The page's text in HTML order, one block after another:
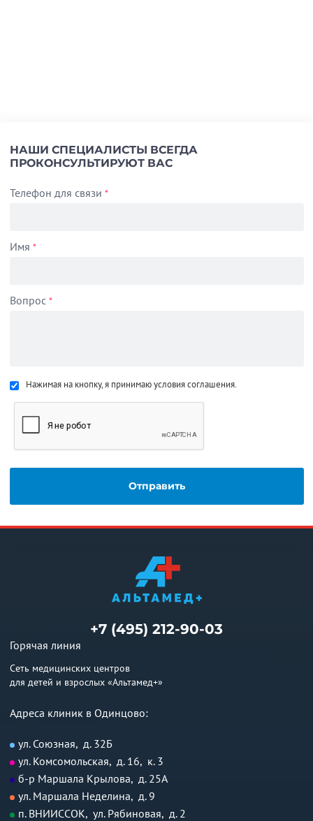
НАШИ СПЕЦИАЛИСТЫ ВСЕГДА
ПРОКОНСУЛЬТИРУЮТ ВАС
Телефон для связи *
Имя *
Вопрос *
Нажимая на кнопку, я принимаю условия соглашения.
+7 (495) 212-90-03
Горячая линия
Сеть медицинских центров
для детей и взрослых «Альтамед+»
Адреса клиник в Одинцово:
ул. Союзная, д. 32Б
ул. Комсомольская, д. 16, к. 3
б-р Маршала Крылова, д. 25А
ул. Маршала Неделина, д. 9
п. ВНИИССОК, ул. Рябиновая, д. 2